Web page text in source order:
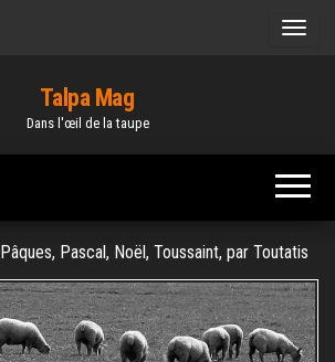
Talpa Mag
Dans l'œil de la taupe
Pâques, Pascal, Noël, Toussaint, par Toutatis